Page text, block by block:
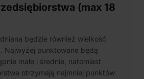
(max 18
będzie również wielkość
Najwyżej punktowane będą
małe i średnie, natomiast
otrzymają najmniej punktów